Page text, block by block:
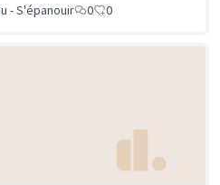
- S'épanouir 0 0